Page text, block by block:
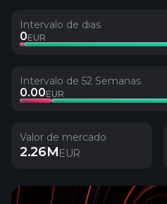
Intervalo de dias
0EUR
Intervalo de 52 Semanas
0.00EUR
Valor de mercado
2.26MEUR